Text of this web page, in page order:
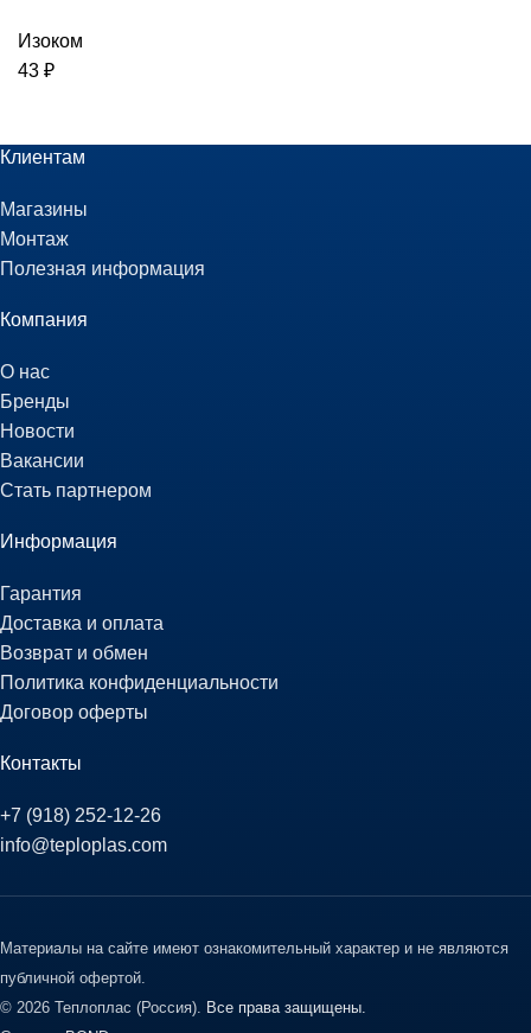
Изоком
43 ₽
Клиентам
Магазины
Монтаж
Полезная информация
Компания
О нас
Бренды
Новости
Вакансии
Стать партнером
Информация
Гарантия
Доставка и оплата
Возврат и обмен
Политика конфиденциальности
Договор оферты
Контакты
+7 (918) 252-12-26
info@teploplas.com
Материалы на сайте имеют ознакомительный характер и не являются
публичной офертой.
© 2026 Теплоплас (Россия). Все права защищены.